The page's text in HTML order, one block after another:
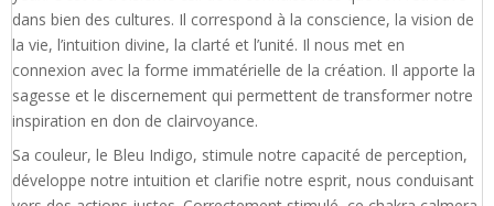
dans bien des cultures. Il correspond à la conscience, la vision de
la vie, l’intuition divine, la clarté et l’unité. Il nous met en
connexion avec la forme immatérielle de la création. Il apporte la
sagesse et le discernement qui permettent de transformer notre
inspiration en don de clairvoyance.
Sa couleur, le Bleu Indigo, stimule notre capacité de perception,
développe notre intuition et clarifie notre esprit, nous conduisant